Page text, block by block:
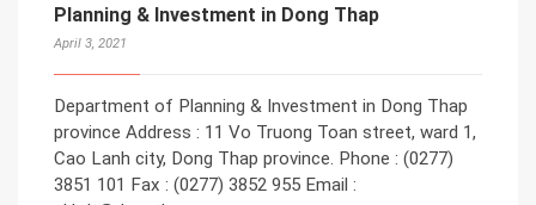
Planning & Investment in Dong Thap
April 3, 2021
Department of Planning & Investment in Dong Thap
province Address : 11 Vo Truong Toan street, ward 1,
Cao Lanh city, Dong Thap province. Phone : (0277)
3851 101 Fax : (0277) 3852 955 Email :